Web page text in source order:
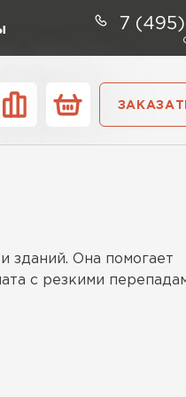
7
зданий. Она помогает
с резкими
включают